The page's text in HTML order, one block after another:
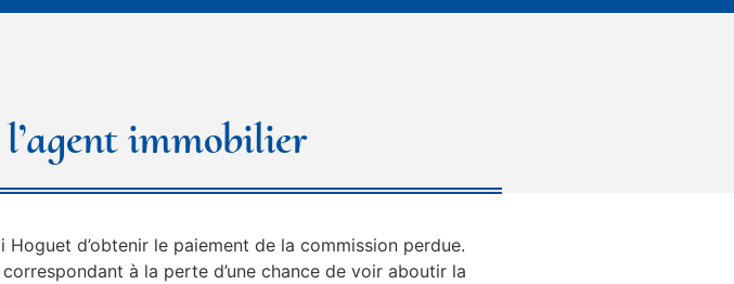
l’agent immobilier
d’obtenir le paiement de la commission perdue.
à la perte d’une chance de voir aboutir la